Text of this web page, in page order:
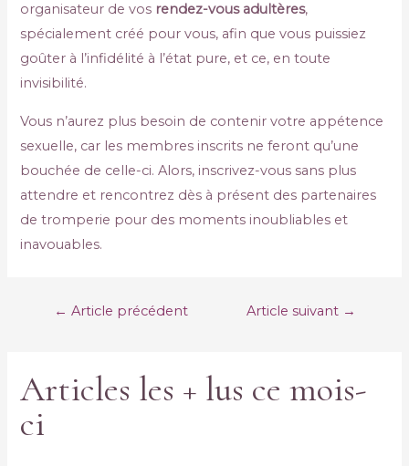
organisateur de vos rendez-vous adultères,
spécialement créé pour vous, afin que vous puissiez
goûter à l’infidélité à l’état pure, et ce, en toute
invisibilité.
Vous n’aurez plus besoin de contenir votre appétence
sexuelle, car les membres inscrits ne feront qu’une
bouchée de celle-ci. Alors, inscrivez-vous sans plus
attendre et rencontrez dès à présent des partenaires
de tromperie pour des moments inoubliables et
inavouables.
← Article précédent Article suivant →
Articles les + lus ce mois-
ci